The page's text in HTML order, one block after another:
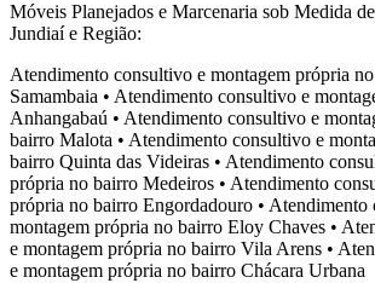
Móveis Planejados e Marcenaria sob Medida
Jundiaí e Região:
Atendimento consultivo e montagem própria
Samambaia • Atendimento consultivo e
Anhangabaú • Atendimento consultivo e
bairro Malota • Atendimento consultivo e
bairro Quinta das Videiras • Atendimento
própria no bairro Medeiros • Atendimento
própria no bairro Engordadouro • Atendimento
montagem própria no bairro Eloy Chaves •
e montagem própria no bairro Vila Arens •
e montagem própria no bairro Chácara Urbana